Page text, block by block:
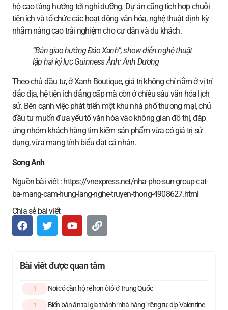
hộ cao tầng hướng tới nghỉ dưỡng. Dự án cũng tích hợp chuỗi
tiện ích và tổ chức các hoạt động văn hóa, nghệ thuật định kỳ
nhằm nâng cao trải nghiệm cho cư dân và du khách.
“Bản giao hưởng Đảo Xanh”, show diễn nghệ thuật
lập hai kỷ lục Guinness Ảnh:Ánh Dương
Theo chủ đầu tư, ở Xanh Boutique, giá trị không chỉ nằm ở vị trí
đắc địa, hệ tiện ích đẳng cấp mà còn ở chiều sâu văn hóa lịch
sử. Bên cạnh việc phát triển một khu nhà phố thương mại, chủ
đầu tư muốn đưa yếu tố văn hóa vào không gian đô thị, đáp
ứng nhóm khách hàng tìm kiếm sản phẩm vừa có giá trị sử
dụng, vừa mang tính biểu đạt cá nhân.
Song Anh
Nguồn bài viết : https://vnexpress.net/nha-pho-sun-group-cat-
ba-mang-cam-hung-lang-nghe-truyen-thong-4908627.html
Chia sẻ bài viết
Bài viết được quan tâm
1 Nơi có căn hộ rẻ hơn ôtô ở Trung Quốc
1 Biến bàn ăn tại gia thành ‘nhà hàng’ riêng tư dịp Valentine